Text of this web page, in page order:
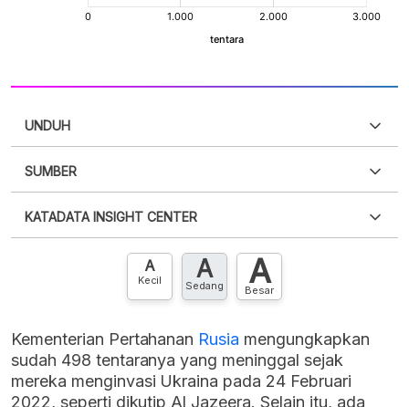
UNDUH
XLS
SUMBER
punya akun?Silakan Daftar sekarang
KATADATA INSIGHT CENTER
Hubungi sekarang »
A
Kecil A
Sedang A
Besar
Kementerian Pertahanan Rusia mengungkapkan
sudah 498 tentaranya yang meninggal sejak
mereka menginvasi Ukraina pada 24 Februari
2022, seperti dikutip Al Jazeera. Selain itu, ada